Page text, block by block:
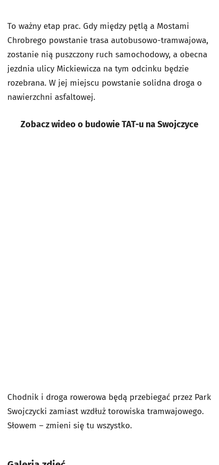
To ważny etap prac. Gdy między pętlą a Mostami
Chrobrego powstanie trasa autobusowo-tramwajowa,
zostanie nią puszczony ruch samochodowy, a obecna
jezdnia ulicy Mickiewicza na tym odcinku będzie
rozebrana. W jej miejscu powstanie solidna droga o
nawierzchni asfaltowej.
Zobacz wideo o budowie TAT-u na Swojczyce
Chodnik i droga rowerowa będą przebiegać przez Park
Swojczycki zamiast wzdłuż torowiska tramwajowego.
Słowem – zmieni się tu wszystko.